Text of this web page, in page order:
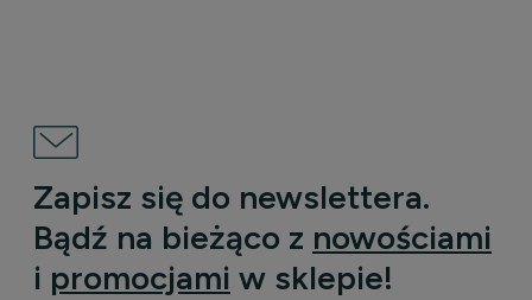
Zapisz się do newslettera.
Bądź na bieżąco z nowościami
i promocjami w sklepie!